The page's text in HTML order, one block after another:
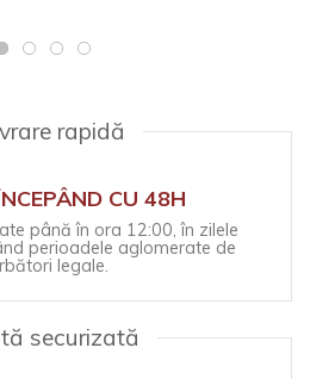
CU 48H
până în ora 12:00, în zilele
perioadele aglomerate de
legale.